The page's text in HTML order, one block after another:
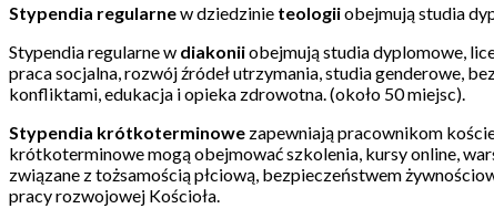
Stypendia regularnew dziedzinie teologiiobejmują studia
Stypendia regularne w diakoniiobejmują studia dyplomowe,
praca socjalna, rozwój źródeł utrzymania, studia genderowe,
konfliktami, edukacja i opieka zdrowotna. (około 50 miejsc).
Stypendia krótkoterminowe zapewniają pracownikom
krótkoterminowe mogą obejmować szkolenia, kursy online,
związane z tożsamością płciową, bezpieczeństwem
pracy rozwojowej Kościoła.